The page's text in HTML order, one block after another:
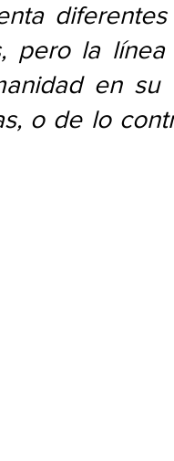
pero la
en su
o de lo